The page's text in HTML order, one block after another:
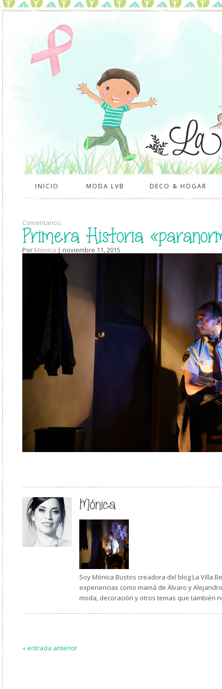
INICIO MODA LVB DECO & HOGAR
Comentarios
Primera Historia
Por Mónica | noviembre 11, 2015
Mónica
Soy Mónica Bustos creadora del blog La Villa
experiencias como mamá de Álvaro y
moda, decoración y otros temas que también
« entrada anterior